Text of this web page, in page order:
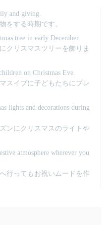
and giving.
をする時期です。
tree in early December.
クリスマスツリーを飾りま
on Christmas Eve.
スイブに子どもたちにプレ
lights and decorations during
ンにクリスマスのライトや
atmosphere wherever you
行ってもお祝いムードを作